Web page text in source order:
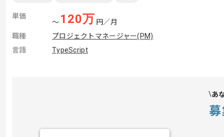
単価
〜 120万 円／月
職種
プロジェクトマネージャー(PM)
言語
TypeScript
あ